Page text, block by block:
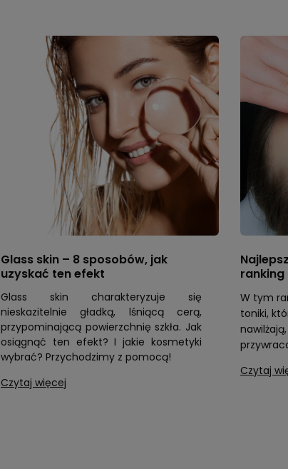
Glass skin – 8 sposobów, jak
uzyskać ten efekt
Glass skin charakteryzuje się
nieskazitelnie gładką, lśniącą cerą,
przypominającą powierzchnię szkła. Jak
osiągnąć ten efekt? I jakie kosmetyki
wybrać? Przychodzimy z pomocą!
Czytaj więcej
ranking
W tym
toniki,
Czytaj